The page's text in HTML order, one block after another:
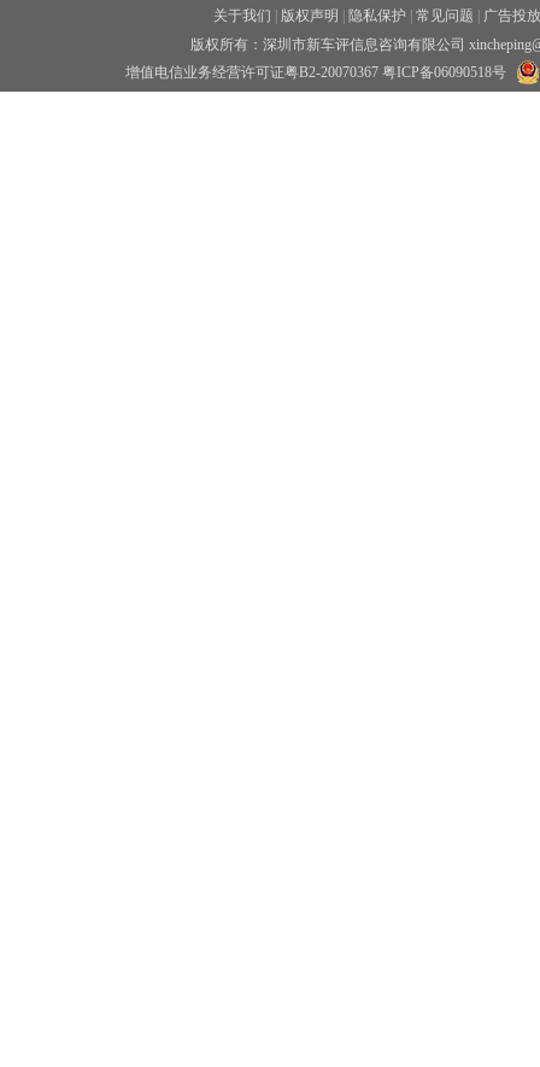
关于我们 版权声明 隐私保护 常见问题
广告投放
版权所有：深圳市新车评信息咨询有限公司
增值电信业务经营许可证粤B2-20070367 粤ICP备06090518号